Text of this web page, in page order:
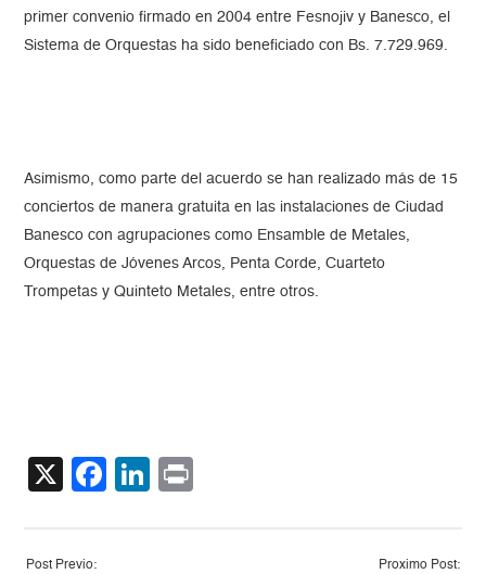
primer convenio firmado en 2004 entre Fesnojiv y Banesco, el
Sistema de Orquestas ha sido beneficiado con Bs. 7.729.969.
Asimismo, como parte del acuerdo se han realizado más de 15
conciertos de manera gratuita en las instalaciones de Ciudad
Banesco con agrupaciones como Ensamble de Metales,
Orquestas de Jóvenes Arcos, Penta Corde, Cuarteto
Trompetas y Quinteto Metales, entre otros.
X Facebook
LinkedIn
Post Previo: Proximo Post: